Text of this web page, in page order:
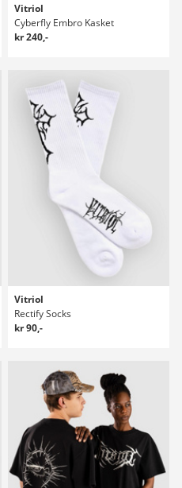
Vitriol
Cyberfly Embro Kasket
kr 240,-
Vitriol
Rectify Socks
kr 90,-